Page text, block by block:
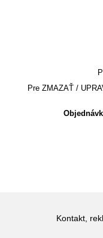
Pre ZMAZAŤ /
Kontakt,